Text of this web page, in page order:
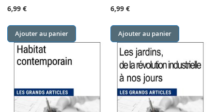
6,99 €
Ajouter au panier
6,99 €
Ajouter au panier